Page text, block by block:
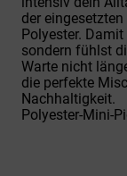
der
Polyester.
sondern fühlst
Warte nicht
die perfekte
Nachhaltigkeit.
Polyester-Mini-